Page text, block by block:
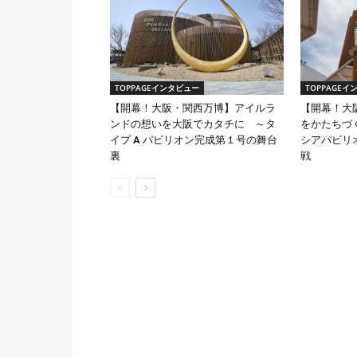
TOPPAGEインタビュー
【開幕！大阪・関西万博】アイルラ
ンドの想いを大阪でカタチに ～タ
イプ A パビリオン完成第１号の舞台
裏
TOPPAGEイ
【開幕！
をかたち
シアパビリ
戦